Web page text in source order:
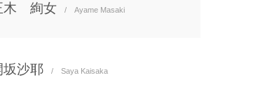
木 絢女 / Ayame Masaki
坂沙耶 / Saya Kaisaka